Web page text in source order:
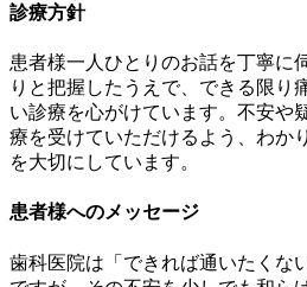
診療方針
患者様一人ひとりのお話を丁寧に
りと把握したうえで、できる限り
い診療を心がけています。不安や
療を受けていただけるよう、わか
を大切にしています。
患者様へのメッセージ
歯科医院は「できれば通いたくな